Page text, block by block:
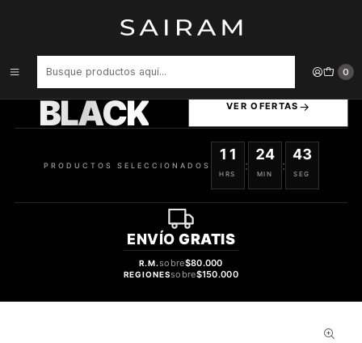
0
ASAD EDP 100 ML / ASAD ZANZIBAR HOMBRE EDP 100 ML
ANIVERSARY ESTUCHE
BLACK VER OFERTAS
PRODUCTOS SELECCIONADOS
11
HRS
:
24
MIN
:
42
SEG
ENVÍO GRATIS
R.M.sobre$80.000
REGIONESsobre$150.000